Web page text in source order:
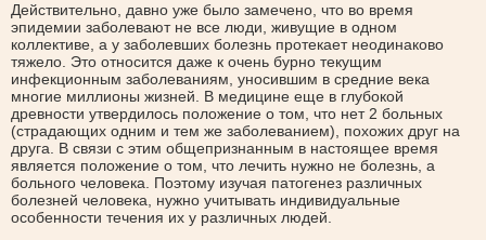
Действительно, давно уже было замечено, что во время
эпидемии заболевают не все люди, живущие в одном
коллективе, а у заболевших болезнь протекает неодинаково
тяжело. Это относится даже к очень бурно текущим
инфекционным заболеваниям, уносившим в средние века
многие миллионы жизней. В медицине еще в глубокой
древности утвердилось положение о том, что нет 2 больных
(страдающих одним и тем же заболеванием), похожих друг на
друга. В связи с этим общепризнанным в настоящее время
является положение о том, что лечить нужно не болезнь, а
больного человека. Поэтому изучая патогенез различных
болезней человека, нужно учитывать индивидуальные
особенности течения их у различных людей.